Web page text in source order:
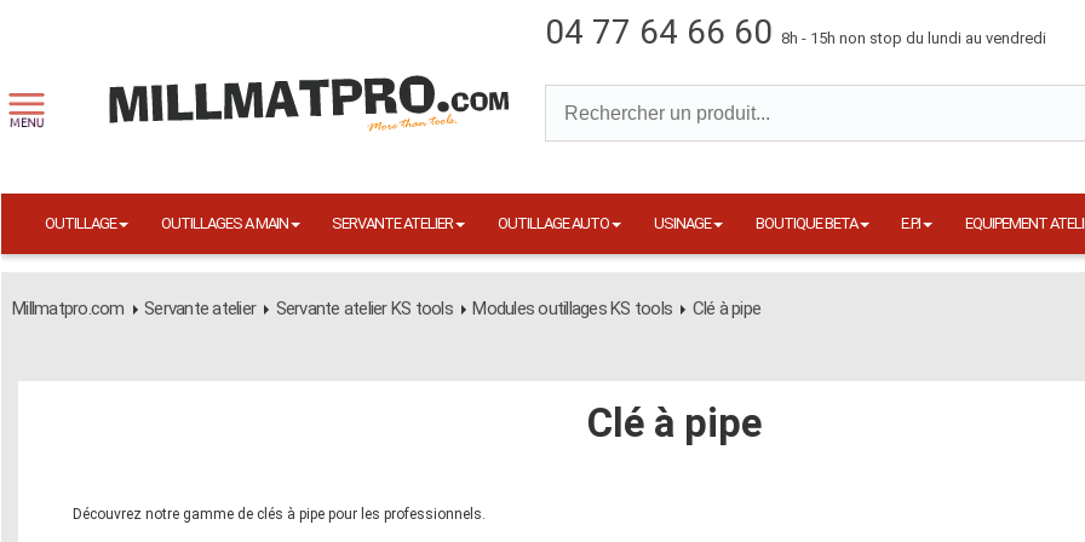
04 77 64 66 60 8h - 15h non stop du lundi au vendredi
OUTILLAGE OUTILLAGES A MAIN SERVANTE ATELIER OUTILLAGE AUTO USINAGE BOUTIQUE BETA E.P.I EQUIPEMENT
Millmatpro.com Servante atelier Servante atelier KS tools Modules outillages KS tools Clé à pipe
Clé à pipe
Découvrez notre gamme de clés à pipe pour les professionnels.